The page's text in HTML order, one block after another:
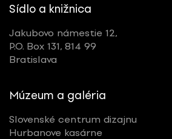
Sídlo a knižnica
Jakubovo námestie 12,
P.O. Box 131, 814 99
Bratislava
Múzeum a galéria
Slovenské centrum dizajnu
Hurbanove kasárne